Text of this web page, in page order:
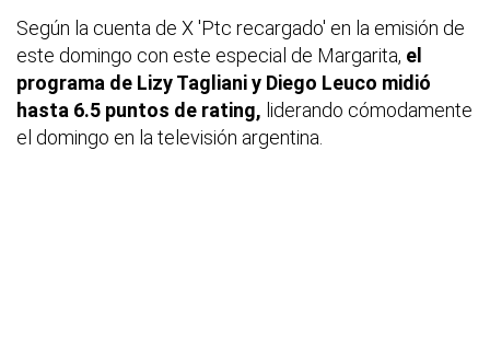
Según la cuenta de X 'Ptc recargado' en la emisión de
este domingo con este especial de Margarita, el
programa de Lizy Tagliani y Diego Leuco midió
hasta 6.5 puntos de rating, liderando cómodamente
el domingo en la televisión argentina.